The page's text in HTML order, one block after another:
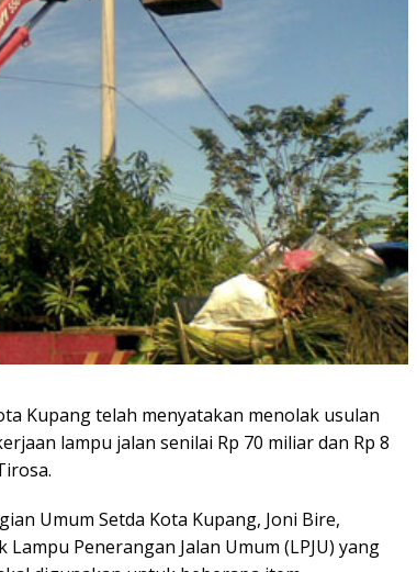
Kupang telah menyatakan menolak usulan
lampu jalan senilai Rp 70 miliar dan Rp 8
Umum Setda Kota Kupang, Joni Bire,
Penerangan Jalan Umum (LPJU) yang